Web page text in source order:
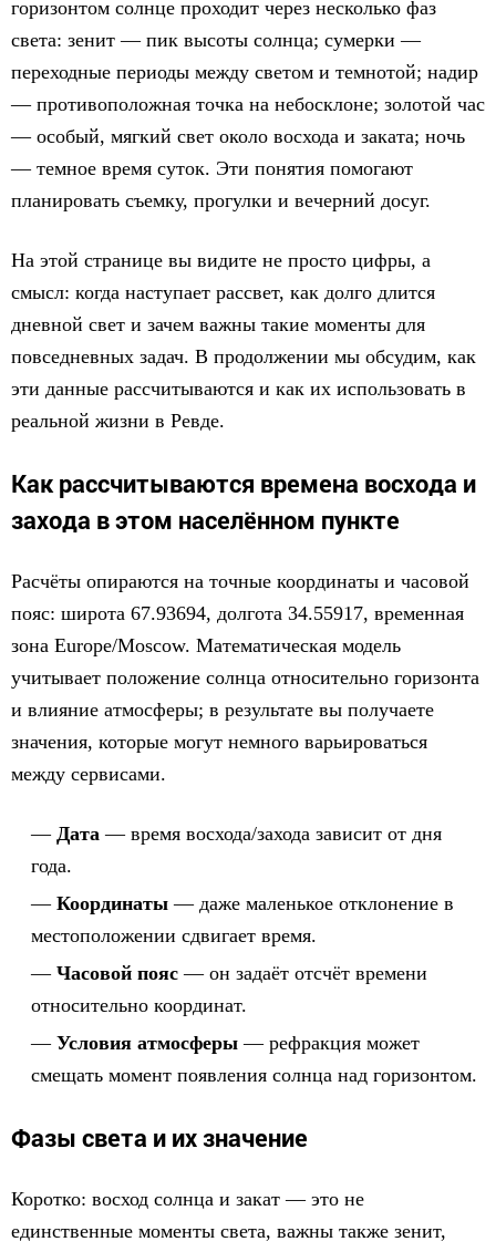
горизонтом солнце проходит через несколько фаз
света: зенит — пик высоты солнца; сумерки —
переходные периоды между светом и темнотой; надир
— противоположная точка на небосклоне; золотой час
— особый, мягкий свет около восхода и заката; ночь
— темное время суток. Эти понятия помогают
планировать съемку, прогулки и вечерний досуг.
На этой странице вы видите не просто цифры, а
смысл: когда наступает рассвет, как долго длится
дневной свет и зачем важны такие моменты для
повседневных задач. В продолжении мы обсудим, как
эти данные рассчитываются и как их использовать в
реальной жизни в Ревде.
Как рассчитываются времена восхода и
захода в этом населённом пункте
Расчёты опираются на точные координаты и часовой
пояс: широта 67.93694, долгота 34.55917, временная
зона Europe/Moscow. Математическая модель
учитывает положение солнца относительно горизонта
и влияние атмосферы; в результате вы получаете
значения, которые могут немного варьироваться
между сервисами.
Дата — время восхода/захода зависит от дня
года.
Координаты — даже маленькое отклонение в
местоположении сдвигает время.
Часовой пояс — он задаёт отсчёт времени
относительно координат.
Условия атмосферы — рефракция может
смещать момент появления солнца над горизонтом.
Фазы света и их значение
Коротко: восход солнца и закат — это не
единственные моменты света, важны также зенит,